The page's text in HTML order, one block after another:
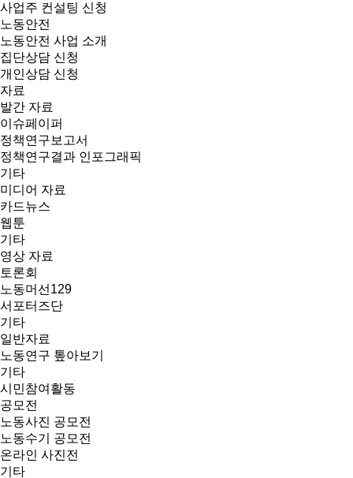
사업주 컨설팅 신청
노동안전
노동안전 사업 소개
집단상담 신청
개인상담 신청
자료
발간 자료
이슈페이퍼
정책연구보고서
정책연구결과 인포그래픽
기타
미디어 자료
카드뉴스
웹툰
기타
영상 자료
토론회
노동머선129
서포터즈단
기타
일반자료
노동연구 톺아보기
기타
시민참여활동
공모전
노동사진 공모전
노동수기 공모전
온라인 사진전
기타